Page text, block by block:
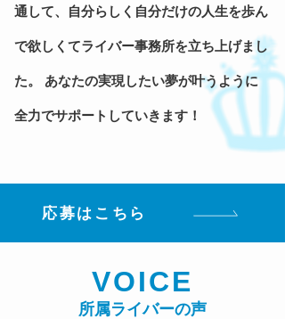
通して、自分らしく自分だけの人生を歩ん
で欲しくてライバー事務所を立ち上げまし
た。 あなたの実現したい夢が叶うように
全力でサポートしていきます！
応募はこちら
VOICE
所属ライバーの声